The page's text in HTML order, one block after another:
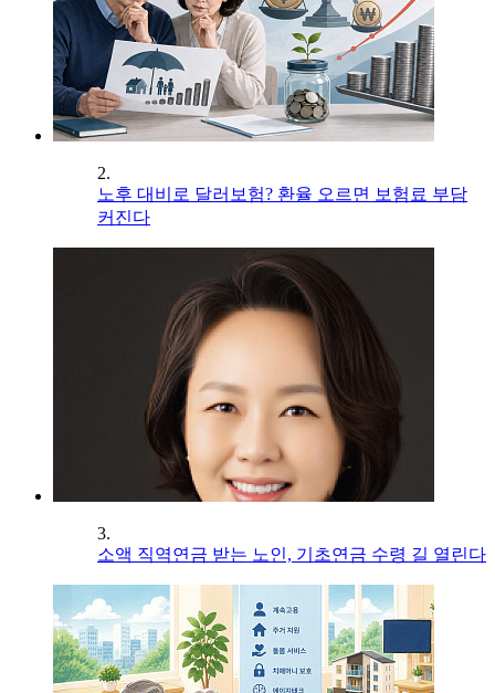
2.
노후 대비로 달러보험? 환율 오르면 보험료 부담
커진다
3.
소액 직역연금 받는 노인, 기초연금 수령 길 열린다